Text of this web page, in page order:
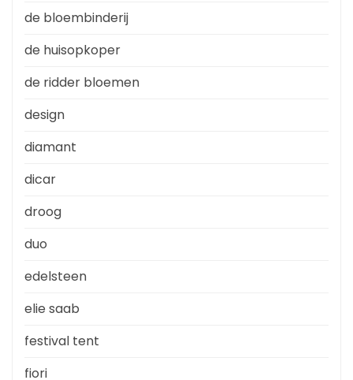
de bloembinderij
de huisopkoper
de ridder bloemen
design
diamant
dicar
droog
duo
edelsteen
elie saab
festival tent
fiori